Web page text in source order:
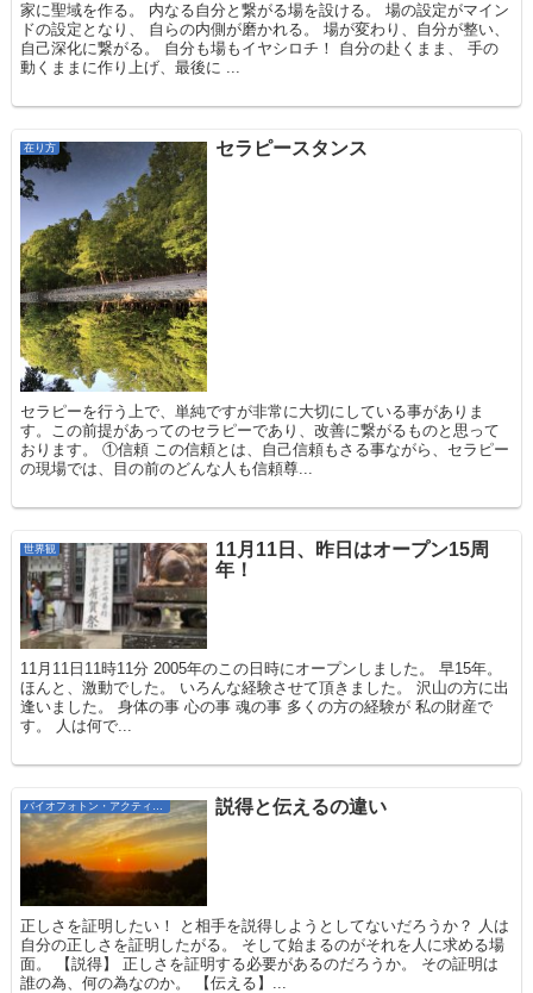
家に聖域を作る。 内なる自分と繋がる場を設ける。 場の設定がマイン
ドの設定となり、 自らの内側が磨かれる。 場が変わり、自分が整い、
自己深化に繋がる。 自分も場もイヤシロチ！ 自分の赴くまま、 手の
動くままに作り上げ、最後に ...
在り方 セラピースタンス
セラピーを行う上で、単純ですが非常に大切にしている事がありま
す。この前提があってのセラピーであり、改善に繋がるものと思って
おります。 ①信頼 この信頼とは、自己信頼もさる事ながら、セラピー
の現場では、目の前のどんな人も信頼尊...
世界観
11月11日、昨日はオープン15周
年！
11月11日11時11分 2005年のこの日時にオープンしました。 早15年。
ほんと、激動でした。 いろんな経験させて頂きました。 沢山の方に出
逢いました。 身体の事 心の事 魂の事 多くの方の経験が 私の財産で
す。 人は何で...
バイオフォトン・アクティベーション 説得と伝えるの違い
正しさを証明したい！ と相手を説得しようとしてないだろうか？ 人は
自分の正しさを証明したがる。 そして始まるのがそれを人に求める場
面。 【説得】 正しさを証明する必要があるのだろうか。 その証明は
誰の為、何の為なのか。 【伝える】...